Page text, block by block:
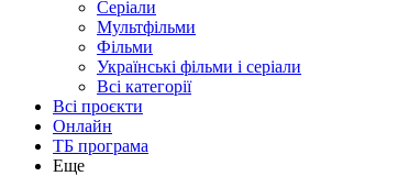
Серіали
Мультфільми
Фільми
Українські фільми і серіали
Всі категорії
Всі проєкти
Онлайн
ТБ програма
Еще